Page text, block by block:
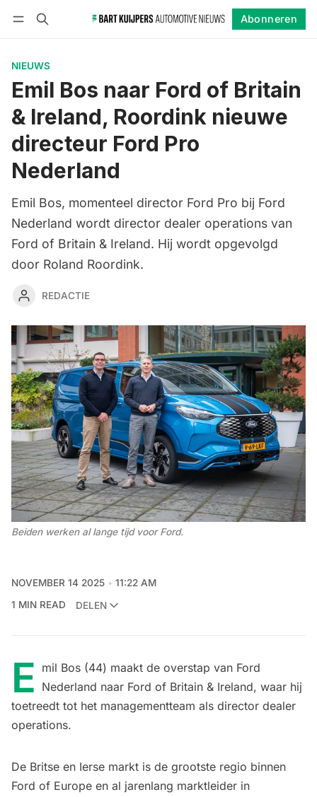
Abonneren
NIEUWS
Emil Bos naar Ford of Britain
& Ireland, Roordink nieuwe
directeur Ford Pro
Nederland
Emil Bos, momenteel director Ford Pro bij Ford
Nederland wordt director dealer operations van
Ford of Britain & Ireland. Hij wordt opgevolgd
door Roland Roordink.
REDACTIE
Beiden werken al lange tijd voor Ford.
NOVEMBER 14 2025
11:22 AM
1 MIN READ
DELEN
E mil Bos (44) maakt de overstap van Ford
Nederland naar Ford of Britain & Ireland, waar hij
toetreedt tot het managementteam als director dealer
operations.
De Britse en Ierse markt is de grootste regio binnen
Ford of Europe en al jarenlang marktleider in